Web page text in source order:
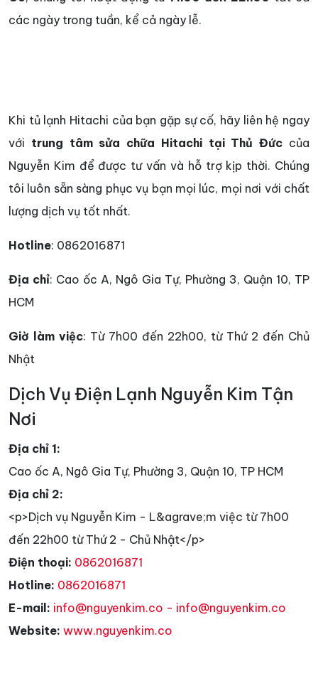
các ngày trong tuần, kể cả ngày lễ.
Khi tủ lạnh Hitachi của bạn gặp sự cố, hãy liên hệ ngay
với trung tâm sửa chữa Hitachi tại Thủ Đức của
Nguyễn Kim để được tư vấn và hỗ trợ kịp thời. Chúng
tôi luôn sẵn sàng phục vụ bạn mọi lúc, mọi nơi với chất
lượng dịch vụ tốt nhất.
Hotline: 0862016871
Địa chỉ: Cao ốc A, Ngô Gia Tự, Phường 3, Quận 10, TP
HCM
Giờ làm việc: Từ 7h00 đến 22h00, từ Thứ 2 đến Chủ
Nhật
Dịch Vụ Điện Lạnh Nguyễn Kim Tận
Nơi
Địa chỉ 1:
Cao ốc A, Ngô Gia Tự, Phường 3, Quận 10, TP HCM
Địa chỉ 2:
<p>Dịch vụ Nguyễn Kim - L&agrave;m việc từ 7h00
đến 22h00 từ Thứ 2 - Chủ Nhật</p>
Điện thoại: 0862016871
Hotline: 0862016871
E-mail: info@nguyenkim.co - info@nguyenkim.co
Website: www.nguyenkim.co